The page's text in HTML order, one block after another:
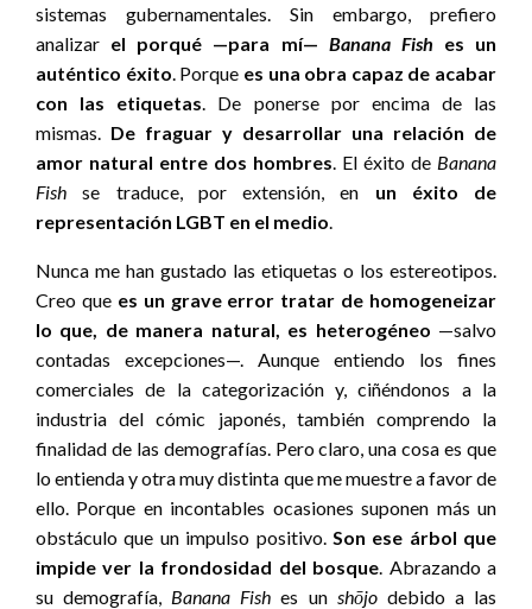
sistemas gubernamentales. Sin embargo, prefiero
analizar el porqué —para mí— Banana Fish es un
auténtico éxito . Porque es una obra capaz de acabar
con las etiquetas . De ponerse por encima de las
mismas. De fraguar y desarrollar una relación de
amor natural entre dos hombres . El éxito de Banana
Fish se traduce, por extensión, en un
éxito de
representación LGBT en el medio
Nunca me han gustado las etiquetas o los estereotipos.
Creo que es un grave error tratar de homogeneizar
lo que, de manera natural, es heterogéneo —salvo
contadas excepciones—. Aunque entiendo los fines
comerciales de la categorización y, ciñéndonos a la
industria del cómic japonés, también comprendo la
finalidad de las demografías. Pero claro, una cosa es que
lo entienda y otra muy distinta que me muestre a favor de
ello. Porque en incontables ocasiones suponen más un
obstáculo que un impulso positivo. Son ese árbol que
impide ver la frondosidad del bosque . Abrazando a
su demografía, Banana Fish es un shōjo debido a las